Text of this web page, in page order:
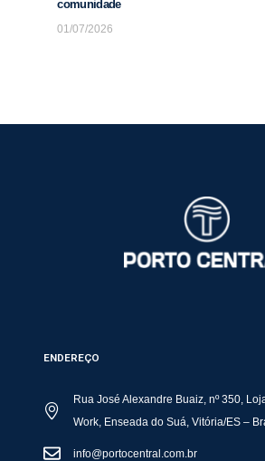
comunidade
01/07/2026
ENDEREÇO
Rua José Alexandre Buaiz, nº 350,
Work, Enseada do Suá, Vitória/ES –
info@portocentral.com.br